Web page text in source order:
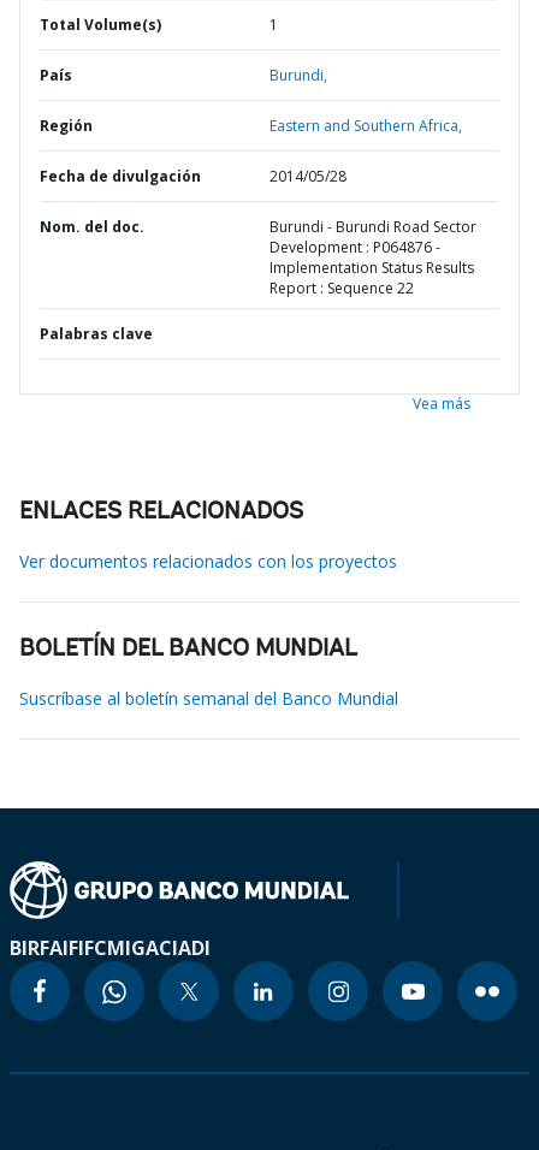
Total Volume(s) 1
País Burundi,
Región Eastern and Southern Africa,
Fecha de divulgación 2014/05/28
Nom. del doc.
Burundi - Burundi Road Sector
Development : P064876 -
Implementation Status Results
Report : Sequence 22
Palabras clave
Vea más
ENLACES RELACIONADOS
Ver documentos relacionados con los proyectos
BOLETÍN DEL BANCO MUNDIAL
Suscríbase al boletín semanal del Banco Mundial
BIRFAIFIFCMIGACIADI